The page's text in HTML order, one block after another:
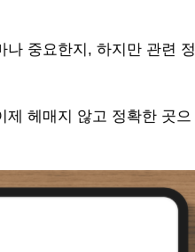
나 중요한지, 하지만 관련 정
제 헤매지 않고 정확한 곳으